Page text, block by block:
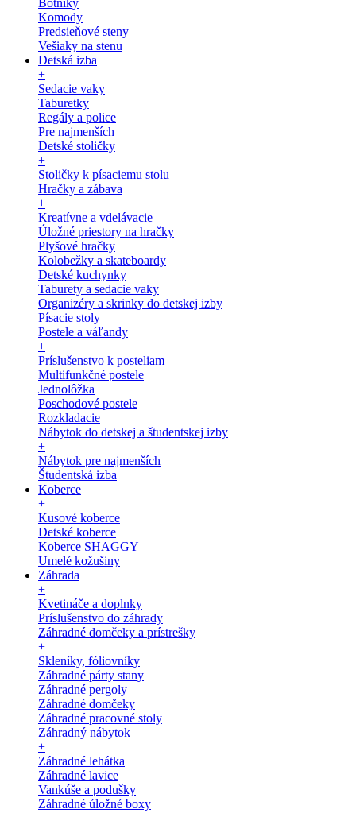
Botníky
Komody
Predsieňové steny
Vešiaky na stenu
Detská izba
+
Sedacie vaky
Taburetky
Regály a police
Pre najmenších
Detské stoličky
+
Stoličky k písaciemu stolu
Hračky a zábava
+
Kreatívne a vdelávacie
Úložné priestory na hračky
Plyšové hračky
Kolobežky a skateboardy
Detské kuchynky
Taburety a sedacie vaky
Organizéry a skrinky do detskej izby
Písacie stoly
Postele a váľandy
+
Príslušenstvo k posteliam
Multifunkčné postele
Jednolôžka
Poschodové postele
Rozkladacie
Nábytok do detskej a študentskej izby
+
Nábytok pre najmenších
Študentská izba
Koberce
+
Kusové koberce
Detské koberce
Koberce SHAGGY
Umelé kožušiny
Záhrada
+
Kvetináče a doplnky
Príslušenstvo do záhrady
Záhradné domčeky a prístrešky
+
Skleníky, fóliovníky
Záhradné párty stany
Záhradné pergoly
Záhradné domčeky
Záhradné pracovné stoly
Záhradný nábytok
+
Záhradné lehátka
Záhradné lavice
Vankúše a podušky
Záhradné úložné boxy